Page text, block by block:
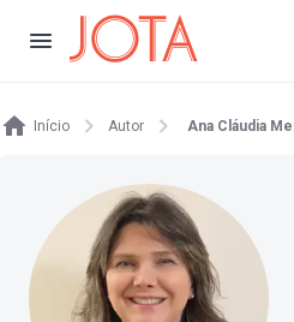
Início Autor Ana Cláudia